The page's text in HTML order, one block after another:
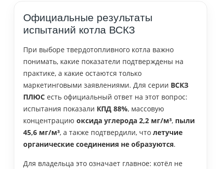
Официальные результаты
испытаний котла ВСКЗ
При выборе твердотопливного котла важно
понимать, какие показатели подтверждены на
практике, а какие остаются только
маркетинговыми заявлениями. Для серии ВСКЗ
ПЛЮС есть официальный ответ на этот вопрос:
испытания показали КПД 88%, массовую
концентрацию оксида углерода 2,2 мг/м³, пыли
45,6 мг/м³, а также подтвердили, что летучие
органические соединения не образуются.
Для владельца это означает главное: котёл не